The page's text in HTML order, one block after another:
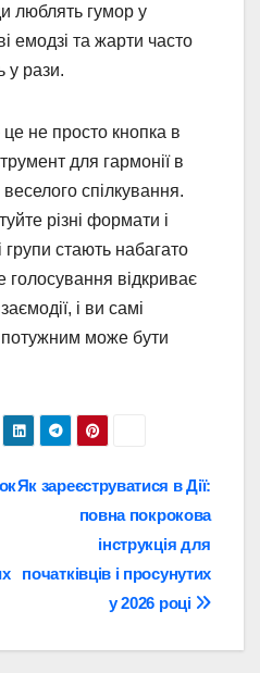
люблять гумор у
емодзі та жарти часто
у рази.
не просто кнопка в
для гармонії в
спілкування.
різні формати і
групи стають набагато
відкриває
і ви самі
потужним може бути
Як зареєструватися в Дії:
повна покрокова
інструкція для
початківців і просунутих
у 2026 році